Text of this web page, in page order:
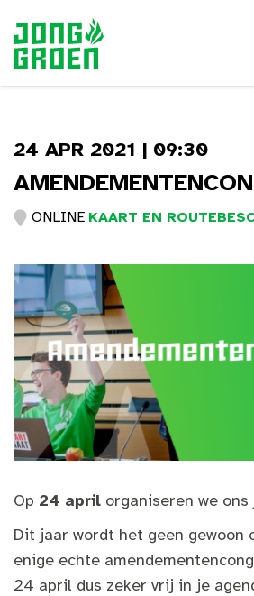
24 APR 2021 | 09:30
ONLINE KAART EN
Op 24 april organiseren we
Dit jaar wordt het geen gewoon
enige echte
24 april dus zeker vrij in je